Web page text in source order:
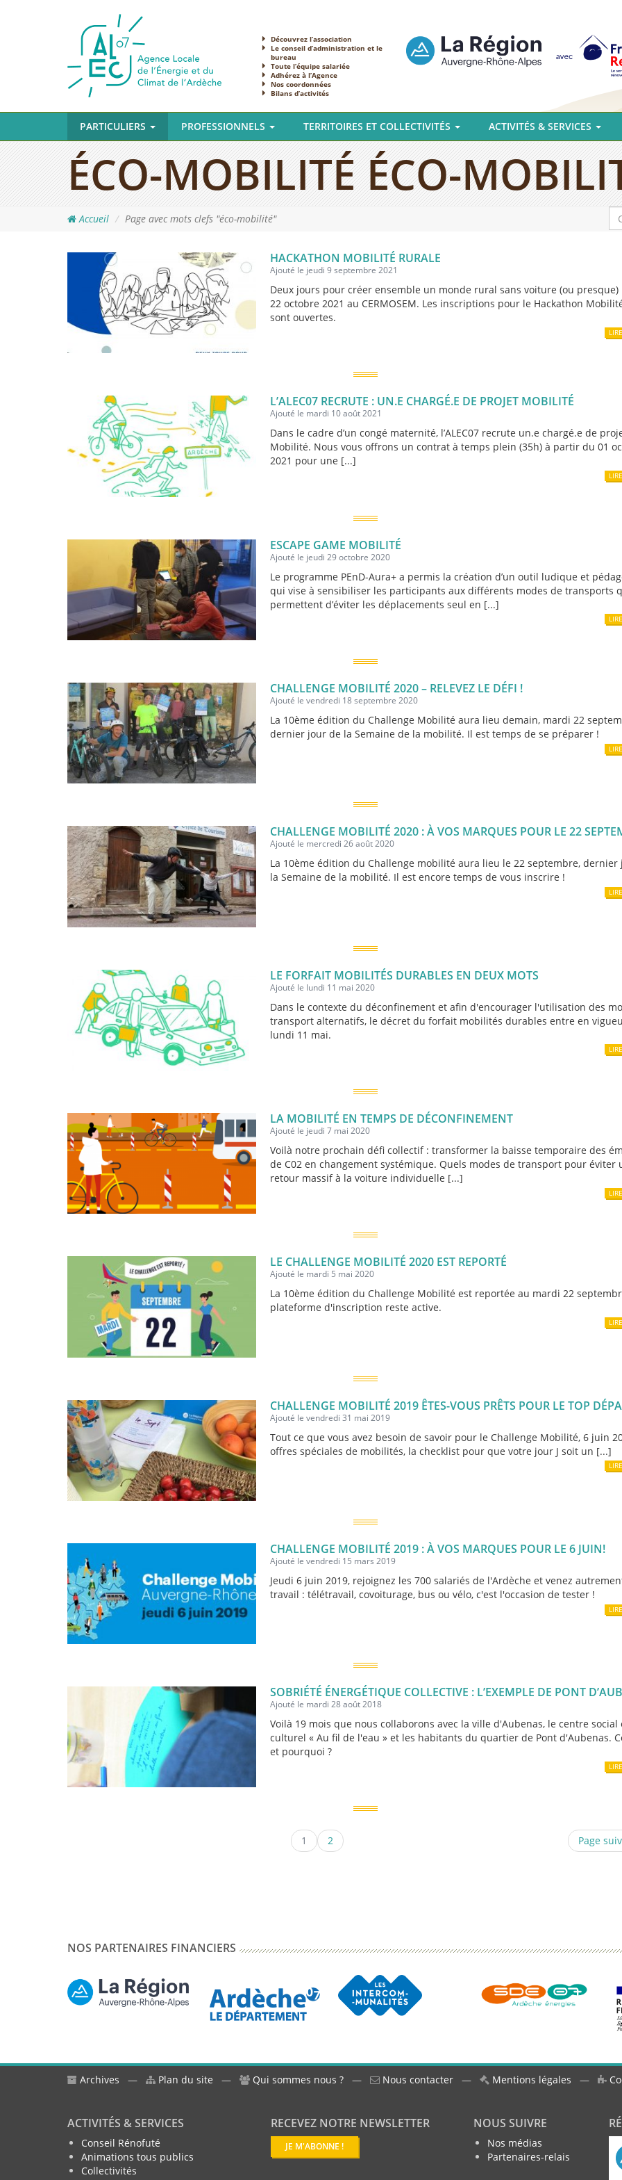
Découvrez l’association
Le conseil d’administration et le
bureau
Toute l’équipe salariée
Adhérez à l’Agence
Nos coordonnées
Bilans d’activités
PARTICULIERS PROFESSIONNELS TERRITOIRES ET COLLECTIVITÉS ACTIVITÉS & SERVICES
ÉCO-MOBILITÉ ÉCO-
Accueil Page avec mots clefs "éco-mobilité"
HACKATHON MOBILITÉ RURALE
Ajouté le jeudi 9 septembre 2021
Deux jours pour créer ensemble un monde rural sans voiture (ou presque)
22 octobre 2021 au CERMOSEM. Les inscriptions pour le Hackathon
sont ouvertes.
L’ALEC07 RECRUTE : UN.E CHARGÉ.E DE PROJET MOBILITÉ
Ajouté le mardi 10 août 2021
Dans le cadre d’un congé maternité, l’ALEC07 recrute un.e chargé.e de
Mobilité. Nous vous offrons un contrat à temps plein (35h) à partir du 01
2021 pour une [...]
ESCAPE GAME MOBILITÉ
Ajouté le jeudi 29 octobre 2020
Le programme PEnD-Aura+ a permis la création d’un outil ludique et
qui vise à sensibiliser les participants aux différents modes de transports
permettent d’éviter les déplacements seul en [...]
CHALLENGE MOBILITÉ 2020 – RELEVEZ LE DÉFI !
Ajouté le vendredi 18 septembre 2020
La 10ème édition du Challenge Mobilité aura lieu demain, mardi 22
dernier jour de la Semaine de la mobilité. Il est temps de se préparer !
CHALLENGE MOBILITÉ 2020 : À VOS MARQUES POUR LE 22
Ajouté le mercredi 26 août 2020
La 10ème édition du Challenge mobilité aura lieu le 22 septembre, dernier
la Semaine de la mobilité. Il est encore temps de vous inscrire !
LE FORFAIT MOBILITÉS DURABLES EN DEUX MOTS
Ajouté le lundi 11 mai 2020
Dans le contexte du déconfinement et afin d'encourager l'utilisation des
transport alternatifs, le décret du forfait mobilités durables entre en
lundi 11 mai.
LA MOBILITÉ EN TEMPS DE DÉCONFINEMENT
Ajouté le jeudi 7 mai 2020
Voilà notre prochain défi collectif : transformer la baisse temporaire des
de C02 en changement systémique. Quels modes de transport pour éviter
retour massif à la voiture individuelle [...]
LE CHALLENGE MOBILITÉ 2020 EST REPORTÉ
Ajouté le mardi 5 mai 2020
La 10ème édition du Challenge Mobilité est reportée au mardi 22
plateforme d'inscription reste active.
CHALLENGE MOBILITÉ 2019 ÊTES-VOUS PRÊTS POUR LE TOP
Ajouté le vendredi 31 mai 2019
Tout ce que vous avez besoin de savoir pour le Challenge Mobilité, 6 juin
offres spéciales de mobilités, la checklist pour que votre jour J soit un [...]
CHALLENGE MOBILITÉ 2019 : À VOS MARQUES POUR LE 6 JUIN!
Ajouté le vendredi 15 mars 2019
Jeudi 6 juin 2019, rejoignez les 700 salariés de l'Ardèche et venez
travail : télétravail, covoiturage, bus ou vélo, c'est l'occasion de tester !
SOBRIÉTÉ ÉNERGÉTIQUE COLLECTIVE : L’EXEMPLE DE PONT
Ajouté le mardi 28 août 2018
Voilà 19 mois que nous collaborons avec la ville d'Aubenas, le centre social
culturel « Au fil de l'eau » et les habitants du quartier de Pont d'Aubenas.
et pourquoi ?
1 2 Page
NOS PARTENAIRES FINANCIERS
Archives — Plan du site — Qui sommes nous ? — Nous contacter — Mentions légales —
ACTIVITÉS & SERVICES
Conseil Rénofuté
Animations tous publics
Collectivités
RECEVEZ NOTRE NEWSLETTER
JE M'ABONNE !
NOUS SUIVRE
Nos médias
Partenaires-relais